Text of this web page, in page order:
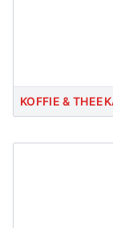
KOFFIE &